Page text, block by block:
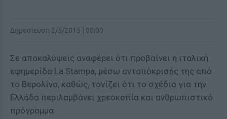
Δημοσίευση 2/5/2015 | 00:00
Σε αποκαλύψεις αναφέρει ότι προβαίνει η ιταλική
εφημερίδα La Stampa, μέσω ανταπόκρισής της από
το Βερολίνο, καθώς, τονίζει ότι το σχέδιο για την
Ελλάδα περιλαμβάνει χρεοκοπία και ανθρωπιστικό
πρόγραμμα.